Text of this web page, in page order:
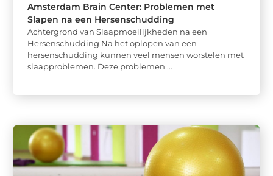
Amsterdam Brain Center: Problemen met
Slapen na een Hersenschudding
Achtergrond van Slaapmoeilijkheden na een
Hersenschudding Na het oplopen van een
hersenschudding kunnen veel mensen worstelen met
slaapproblemen. Deze problemen ...